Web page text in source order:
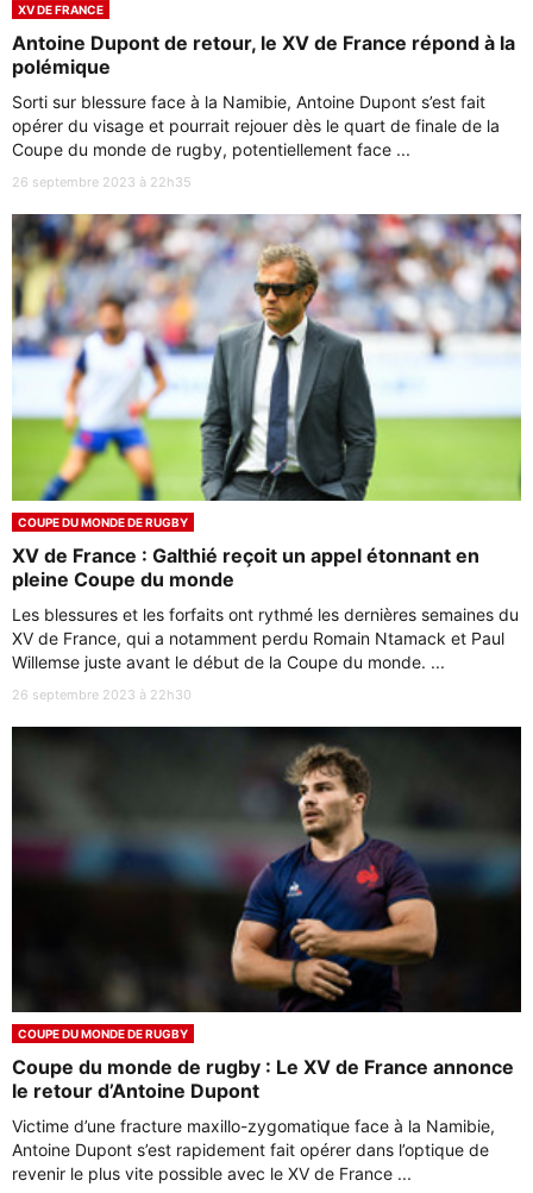
XV DE FRANCE
Antoine Dupont de retour, le XV de France répond à la
polémique
Sorti sur blessure face à la Namibie, Antoine Dupont s’est fait
opérer du visage et pourrait rejouer dès le quart de finale de la
Coupe du monde de rugby, potentiellement face ...
26 septembre 2023 à 22h35
COUPE DU MONDE DE RUGBY
XV de France : Galthié reçoit un appel étonnant en
pleine Coupe du monde
Les blessures et les forfaits ont rythmé les dernières semaines du
XV de France, qui a notamment perdu Romain Ntamack et Paul
Willemse juste avant le début de la Coupe du monde. ...
26 septembre 2023 à 22h30
COUPE DU MONDE DE RUGBY
Coupe du monde de rugby : Le XV de France annonce
le retour d’Antoine Dupont
Victime d’une fracture maxillo-zygomatique face à la Namibie,
Antoine Dupont s’est rapidement fait opérer dans l’optique de
revenir le plus vite possible avec le XV de France ...